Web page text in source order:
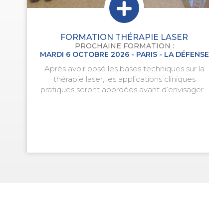
FORMATION THÉRAPIE LASER
PROCHAINE FORMATION :
MARDI 6 OCTOBRE 2026 - PARIS - LA DÉFENSE
Après avoir posé les bases techniques sur la
thérapie laser, les applications cliniques
pratiques seront abordées avant d’envisager...